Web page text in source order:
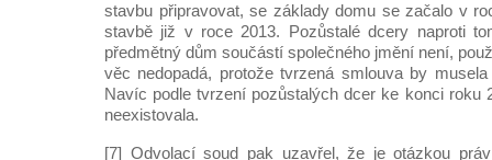
stavbu připravovat, se základy domu se začalo v
stavbě již v roce 2013. Pozůstalé dcery naproti
předmětný dům součástí společného jmění není,
věc nedopadá, protože tvrzená smlouva by
Navíc podle tvrzení pozůstalých dcer ke konci roku
neexistovala.
[7] Odvolací soud pak uzavřel, že je otázkou